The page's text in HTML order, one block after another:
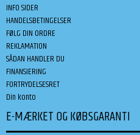
INFO SIDER
HANDELSBETINGELSER
FØLG DIN ORDRE
REKLAMATION
SÅDAN HANDLER DU
FINANSIERING
FORTRYDELSESRET
Din konto
E-MÆRKET OG KØBSGARANTI